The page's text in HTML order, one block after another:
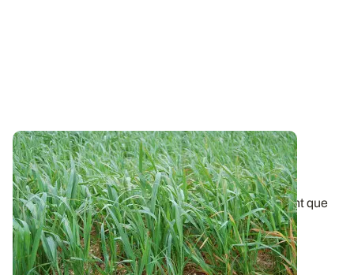
Cultures dérobées - Profiter de la valeur
alimentaire de certaines intercultures
Les travaux d'ARVALIS - Institut du Végétal montrent que
les cultures intermédiaires...
18 OCT. 2012